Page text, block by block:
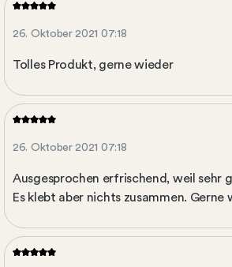
26. Oktober 2021 07:18
Tolles Produkt, gerne wieder
26. Oktober 2021 07:18
Ausgesprochen erfrischend, weil sehr
Es klebt aber nichts zusammen. Gerne